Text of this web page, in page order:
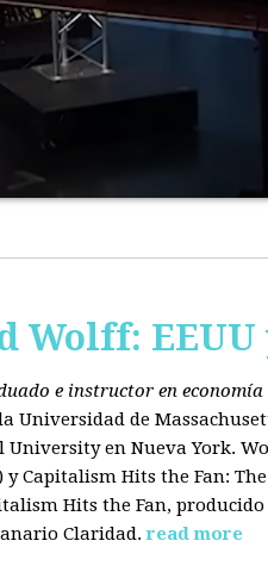
Wolff:
e instructor en
Universidad de
en Nueva York.
Capitalism Hits the Fan:
Hits the Fan,
Claridad. read more